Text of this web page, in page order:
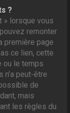
?
» lorsque vous
remonter
première page
ce lien, cette
ou le temps
n’a peut-être
de
mais
les règles du